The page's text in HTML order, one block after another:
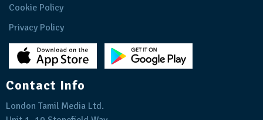
Cookie Policy
Privacy Policy
Contact Info
London Tamil Media Ltd.